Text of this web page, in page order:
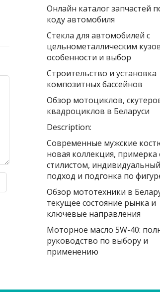
Онлайн каталог запчастей
коду автомобиля
Стекла для автомобилей с
цельнометаллическим
особенности и выбор
Строительство и установка
композитных бассейнов
Обзор мотоциклов,
квадроциклов в Беларуси
Description:
Современные мужские
новая коллекция, примерка
стилистом, индивидуальный
подход и подгонка по
Обзор мототехники в
текущее состояние рынка и
ключевые направления
Моторное масло 5W-40:
руководство по выбору и
применению